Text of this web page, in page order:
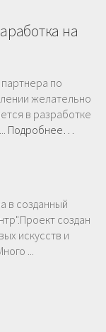
на
по
желательно
в разработке
Подробнее…
в созданный
создан
искусств и
...